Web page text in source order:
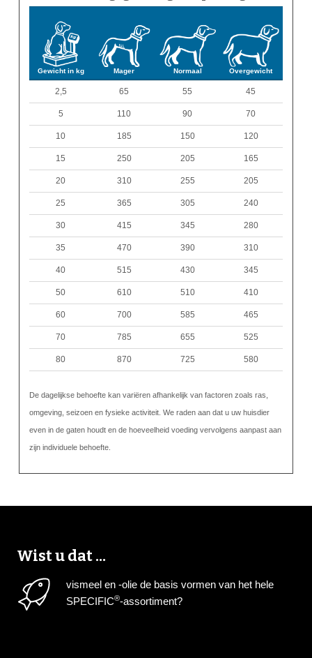
Gewicht in kg Mager Normaal Overgewicht
2,5 65 55 45
5 110 90 70
10 185 150 120
15 250 205 165
20 310 255 205
25 365 305 240
30 415 345 280
35 470 390 310
40 515 430 345
50 610 510 410
60 700 585 465
70 785 655 525
80 870 725 580
De dagelijkse behoefte kan variëren afhankelijk van factoren zoals ras,
omgeving, seizoen en fysieke activiteit. We raden aan dat u uw huisdier
even in de gaten houdt en de hoeveelheid voeding vervolgens aanpast aan
zijn individuele behoefte.
Wist u dat ...
vismeel en -olie de basis vormen van het hele
SPECIFIC®-assortiment?